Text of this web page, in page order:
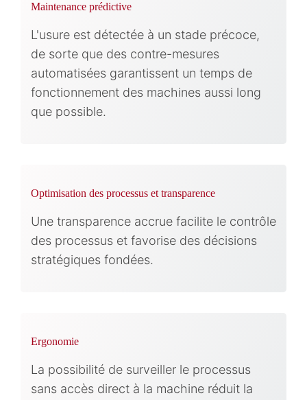
Maintenance prédictive
L'usure est détectée à un stade précoce,
de sorte que des contre-mesures
automatisées garantissent un temps de
fonctionnement des machines aussi long
que possible.
Optimisation des processus et transparence
Une transparence accrue facilite le contrôle
des processus et favorise des décisions
stratégiques fondées.
Ergonomie
La possibilité de surveiller le processus
sans accès direct à la machine réduit la